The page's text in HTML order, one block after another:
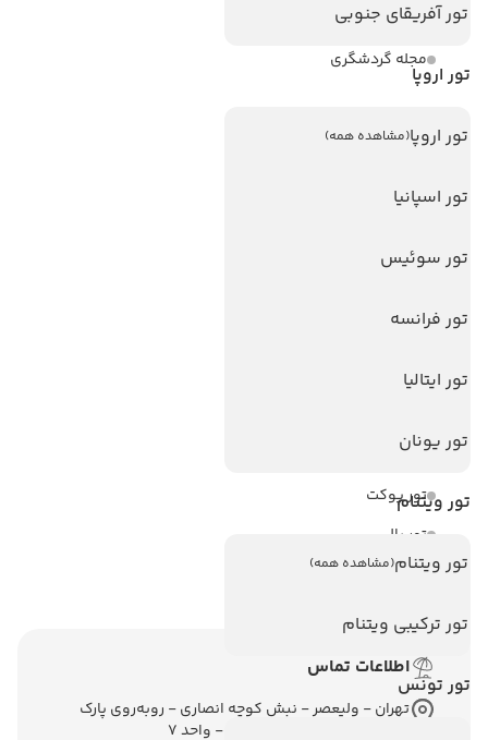
تور آفریقای جنوبی
تور اروپا
تور اروپا(مشاهده همه)
تور اسپانیا
تور سوئیس
تور فرانسه
تور ایتالیا
تور یونان
تور ویتنام
تور ویتنام(مشاهده همه)
تور ترکیبی ویتنام
تور تونس
تماس با ما
مجله گردشگری
هتل های پر بازدید
هتل های استانبول
هتل های سریلانکا
تورهای پربازدید
تور آنتالیا
تور پوکت
تور بالی
تور سریلانکا
اطلاعات تماس
تهران - ولیعصر - نبش کوچه انصاری - روبه‌روی پارک
ملت - برج ملت - طبقه ششم - واحد 7